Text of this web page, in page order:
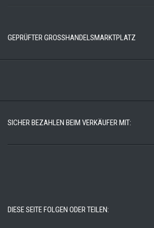
GEPRÜFTER GROSSHANDELSMARKTPLATZ
SICHER BEZAHLEN BEIM VERKÄUFER MIT:
DIESE SEITE FOLGEN ODER TEILEN: